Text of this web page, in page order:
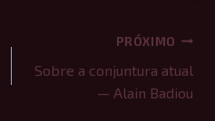
PRÓXIMO
Sobre a conjuntura atual
— Alain Badiou